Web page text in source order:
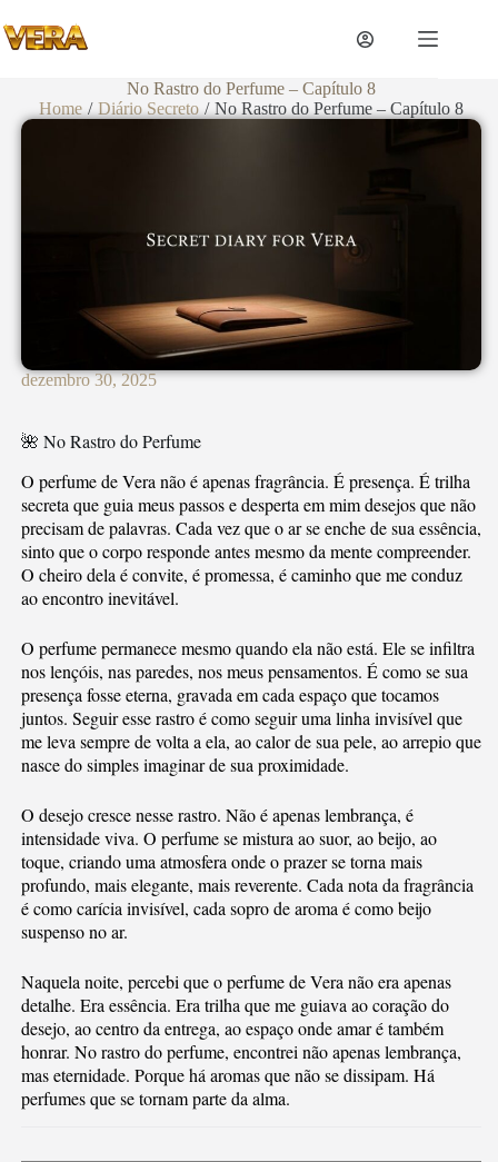
No Rastro do Perfume – Capítulo 8
Home / Diário Secreto / No Rastro do Perfume – Capítulo 8
dezembro 30, 2025
🌺 No Rastro do Perfume
O perfume de Vera não é apenas fragrância. É presença. É trilha
secreta que guia meus passos e desperta em mim desejos que não
precisam de palavras. Cada vez que o ar se enche de sua essência,
sinto que o corpo responde antes mesmo da mente compreender.
O cheiro dela é convite, é promessa, é caminho que me conduz
ao encontro inevitável.
O perfume permanece mesmo quando ela não está. Ele se infiltra
nos lençóis, nas paredes, nos meus pensamentos. É como se sua
presença fosse eterna, gravada em cada espaço que tocamos
juntos. Seguir esse rastro é como seguir uma linha invisível que
me leva sempre de volta a ela, ao calor de sua pele, ao arrepio que
nasce do simples imaginar de sua proximidade.
O desejo cresce nesse rastro. Não é apenas lembrança, é
intensidade viva. O perfume se mistura ao suor, ao beijo, ao
toque, criando uma atmosfera onde o prazer se torna mais
profundo, mais elegante, mais reverente. Cada nota da fragrância
é como carícia invisível, cada sopro de aroma é como beijo
suspenso no ar.
Naquela noite, percebi que o perfume de Vera não era apenas
detalhe. Era essência. Era trilha que me guiava ao coração do
desejo, ao centro da entrega, ao espaço onde amar é também
honrar. No rastro do perfume, encontrei não apenas lembrança,
mas eternidade. Porque há aromas que não se dissipam. Há
perfumes que se tornam parte da alma.